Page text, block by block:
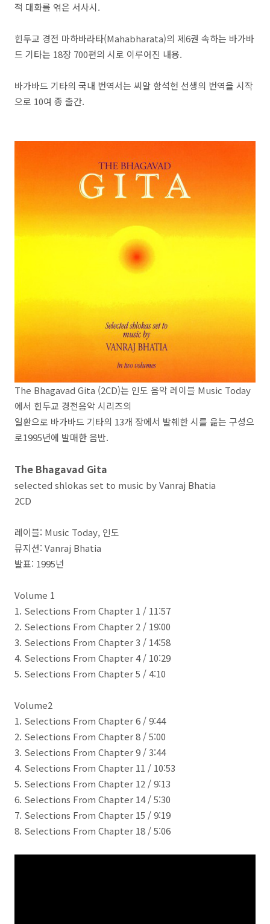
적 대화를 엮은 서사시.
힌두교 경전 마하바라타(Mahabharata)의 제6권 속하는 바가바
드 기타는 18장 700편의 시로 이루어진 내용.
바가바드 기타의 국내 번역서는 씨알 함석헌 선생의 번역을 시작
으로 10여 종 출간.
The Bhagavad Gita (2CD)는 인도 음악 레이블 Music Today
에서 힌두교 경전음악 시리즈의
일환으로 바가바드 기타의 13개 장에서 발췌한 시를 읊는 구성으
로1995년에 발매한 음반.
The Bhagavad Gita
selected shlokas set to music by Vanraj Bhatia
2CD
레이블: Music Today, 인도
뮤지션: Vanraj Bhatia
발표: 1995년
Volume 1
1. Selections From Chapter 1 / 11:57
2. Selections From Chapter 2 / 19:00
3. Selections From Chapter 3 / 14:58
4. Selections From Chapter 4 / 10:29
5. Selections From Chapter 5 / 4:10
Volume2
1. Selections From Chapter 6 / 9:44
2. Selections From Chapter 8 / 5:00
3. Selections From Chapter 9 / 3:44
4. Selections From Chapter 11 / 10:53
5. Selections From Chapter 12 / 9:13
6. Selections From Chapter 14 / 5:30
7. Selections From Chapter 15 / 9:19
8. Selections From Chapter 18 / 5:06